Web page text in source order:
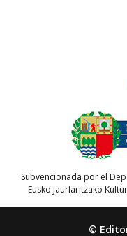
Subvencionada por el
Eusko Jaurlaritzako
©